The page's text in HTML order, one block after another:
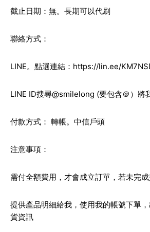
截止日期：無。長期可以代刷
聯絡方式：
LINE。點選連結： https://lin.ee/
LINE ID搜尋@smilelong (要包含＠）將
付款方式： 轉帳。中信戶頭
注意事項：
需付全額費用，才會成立訂單，若未完成
提供產品明細給我，使用我的帳號下單
貨資訊